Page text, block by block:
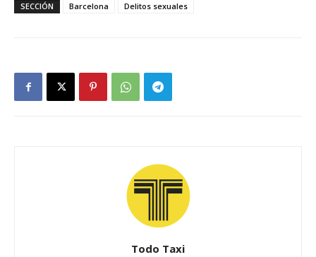
SECCIÓN Barcelona Delitos sexuales
Todo Taxi